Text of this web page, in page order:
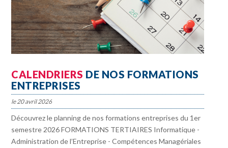
CALENDRIERS DE NOS FORMATIONS
ENTREPRISES
20 avril 2026
Découvrez le planning de nos formations entreprises du 1er
semestre 2026 FORMATIONS TERTIAIRES Informatique -
Administration de l’Entreprise - Compétences Managériales